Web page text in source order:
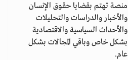
منصة تهتم بقضايا حقوق الإنسان
والأخبار والدراسات والتحليلات
والأحداث السياسية والاقتصادية
بشكل خاص وباقي المجالات بشكل
عام.